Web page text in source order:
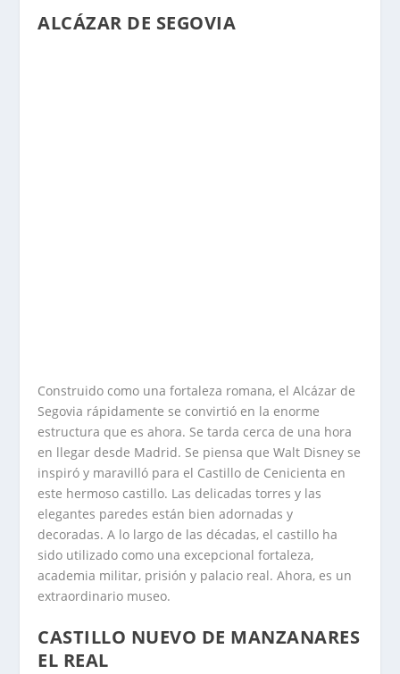
ALCÁZAR DE SEGOVIA
Construido como una fortaleza romana, el Alcázar de
Segovia rápidamente se convirtió en la enorme
estructura que es ahora. Se tarda cerca de una hora
en llegar desde Madrid. Se piensa que Walt Disney se
inspiró y maravilló para el Castillo de Cenicienta en
este hermoso castillo. Las delicadas torres y las
elegantes paredes están bien adornadas y
decoradas. A lo largo de las décadas, el castillo ha
sido utilizado como una excepcional fortaleza,
academia militar, prisión y palacio real. Ahora, es un
extraordinario museo.
CASTILLO NUEVO DE MANZANARES
EL REAL